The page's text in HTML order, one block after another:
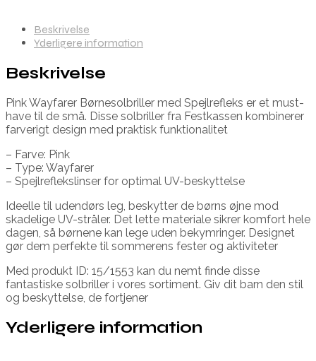
Beskrivelse
Yderligere information
Beskrivelse
Pink Wayfarer Børnesolbriller med Spejlrefleks er et must-
have til de små. Disse solbriller fra Festkassen kombinerer
farverigt design med praktisk funktionalitet
– Farve: Pink
– Type: Wayfarer
– Spejlreflekslinser for optimal UV-beskyttelse
Ideelle til udendørs leg, beskytter de børns øjne mod
skadelige UV-stråler. Det lette materiale sikrer komfort hele
dagen, så børnene kan lege uden bekymringer. Designet
gør dem perfekte til sommerens fester og aktiviteter
Med produkt ID: 15/1553 kan du nemt finde disse
fantastiske solbriller i vores sortiment. Giv dit barn den stil
og beskyttelse, de fortjener
Yderligere information